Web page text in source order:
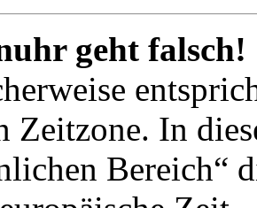
geht falsch!
Zeitzone. In
Bereich“